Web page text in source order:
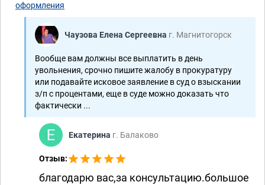
оформления
Чаузова Елена Сергеевна г. Магнитогорск
Вообще вам должны все выплатить в день
увольнения, срочно пишите жалобу в прокуратуру
или подавайте исковое заявление в суд о взыскании
з/п с процентами, еще в суде можно доказать что
фактически ...
Екатерина г. Балаково
Отзыв:
благодарю вас,за консультацию.большое